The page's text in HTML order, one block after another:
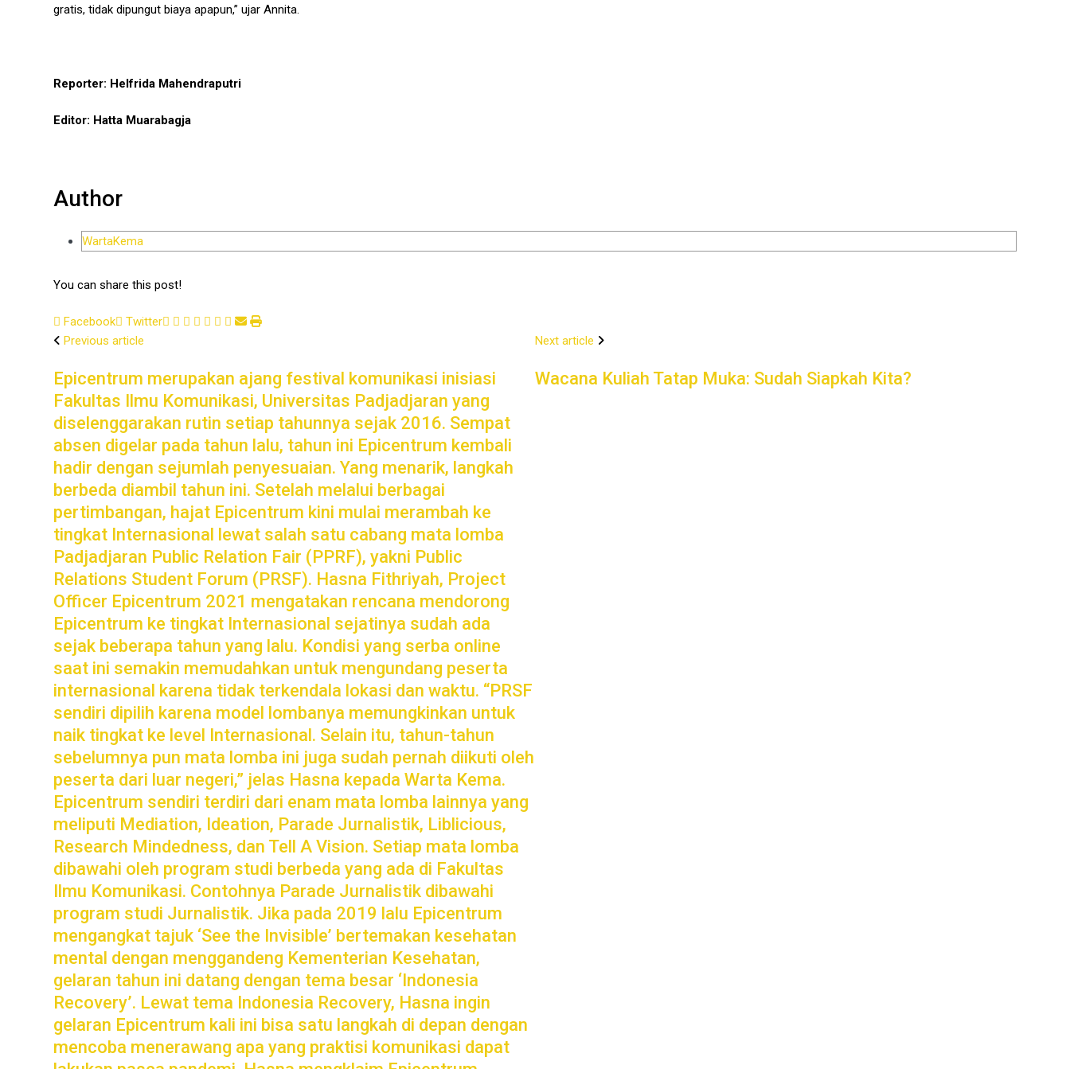
gratis, tidak dipungut biaya apapun,” ujar Annita.
Reporter: Helfrida Mahendraputri
Editor: Hatta Muarabagja
Author
WartaKema
You can share this post!
Facebook Twitter Google+
LinkedIn
Whatsapp
StumbleUpon
Tumblr
Pinterest
RedditShare
Print
Previous article
Epicentrum merupakan ajang festival komunikasi inisiasi
Fakultas Ilmu Komunikasi, Universitas Padjadjaran yang
diselenggarakan rutin setiap tahunnya sejak 2016. Sempat
absen digelar pada tahun lalu, tahun ini Epicentrum kembali
hadir dengan sejumlah penyesuaian. Yang menarik, langkah
berbeda diambil tahun ini. Setelah melalui berbagai
pertimbangan, hajat Epicentrum kini mulai merambah ke
tingkat Internasional lewat salah satu cabang mata lomba
Padjadjaran Public Relation Fair (PPRF), yakni Public
Relations Student Forum (PRSF). Hasna Fithriyah, Project
Officer Epicentrum 2021 mengatakan rencana mendorong
Epicentrum ke tingkat Internasional sejatinya sudah ada
sejak beberapa tahun yang lalu. Kondisi yang serba online
saat ini semakin memudahkan untuk mengundang peserta
internasional karena tidak terkendala lokasi dan waktu. “PRSF
sendiri dipilih karena model lombanya memungkinkan untuk
naik tingkat ke level Internasional. Selain itu, tahun-tahun
sebelumnya pun mata lomba ini juga sudah pernah diikuti oleh
peserta dari luar negeri,” jelas Hasna kepada Warta Kema.
Epicentrum sendiri terdiri dari enam mata lomba lainnya yang
meliputi Mediation, Ideation, Parade Jurnalistik, Liblicious,
Research Mindedness, dan Tell A Vision. Setiap mata lomba
dibawahi oleh program studi berbeda yang ada di Fakultas
Ilmu Komunikasi. Contohnya Parade Jurnalistik dibawahi
program studi Jurnalistik. Jika pada 2019 lalu Epicentrum
mengangkat tajuk ‘See the Invisible’ bertemakan kesehatan
mental dengan menggandeng Kementerian Kesehatan,
gelaran tahun ini datang dengan tema besar ‘Indonesia
Recovery’. Lewat tema Indonesia Recovery, Hasna ingin
gelaran Epicentrum kali ini bisa satu langkah di depan dengan
mencoba menerawang apa yang praktisi komunikasi dapat
Next article
Wacana Kuliah Tatap Muka: Sudah Siapkah Kita?